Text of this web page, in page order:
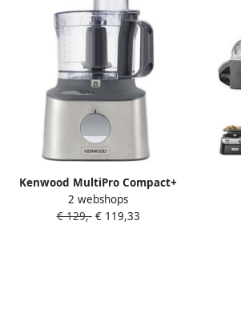
Kenwood MultiPro Compact+
FDM313SS | Food processors |
Keuken&Koken Keukenapparaten |
2 webshops
€ 129,-€ 119,33